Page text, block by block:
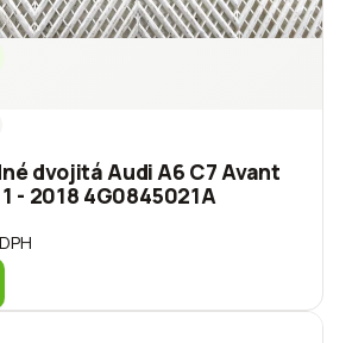
dvojitá Audi A6 C7 Avant
- 2018 4G0845021A